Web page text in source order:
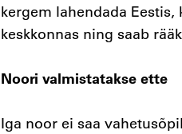
kergem lahendada
keskkonnas ning saab
Noori valmistatakse ette
Iga noor ei saa